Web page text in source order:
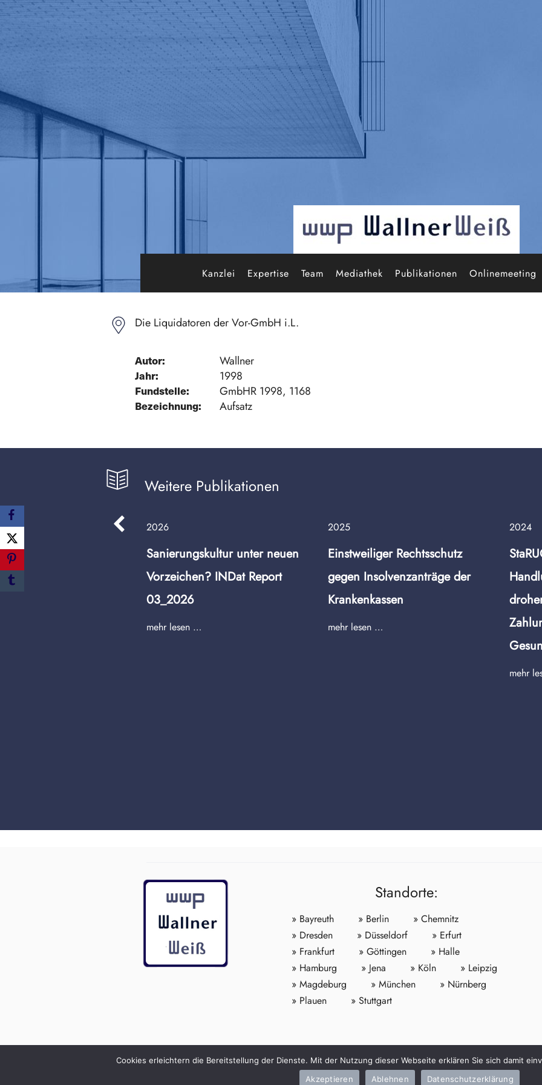
Kanzlei Expertise Team Mediathek Publikationen Onlinemeeting
Die Liquidatoren der Vor-GmbH i.L.
Autor: Wallner
Jahr: 1998
Fundstelle: GmbHR 1998, 1168
Bezeichnung: Aufsatz
Weitere Publikationen
2026
Sanierungskultur unter neuen
Vorzeichen? INDat Report
03_2026
mehr lesen …
2025
Einstweiliger Rechtsschutz
gegen Insolvenzanträge der
Krankenkassen
mehr lesen …
2024
mehr
Standorte:
» Bayreuth » Berlin
» Chemnitz
» Dresden
» Düsseldorf
» Erfurt
» Frankfurt
» Göttingen
» Halle
» Hamburg
» Jena » Köln
» Leipzig
» Magdeburg
» München
» Nürnberg
» Plauen
» Stuttgart
WallnerWeiß Unternehmensgruppe © 2026 All Rights Reserved.
Cookies erleichtern die Bereitstellung der Dienste. Mit der Nutzung dieser Webseite erklären Sie sich damit
Akzeptieren
Ablehnen Datenschutzerklärung